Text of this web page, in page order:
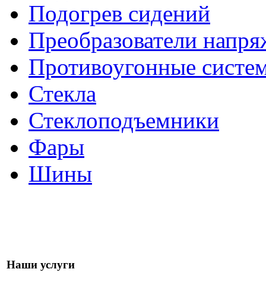
Подогрев сидений
Преобразователи
Противоугонные
Стекла
Стеклоподъемники
Фары
Шины
Наши услуги